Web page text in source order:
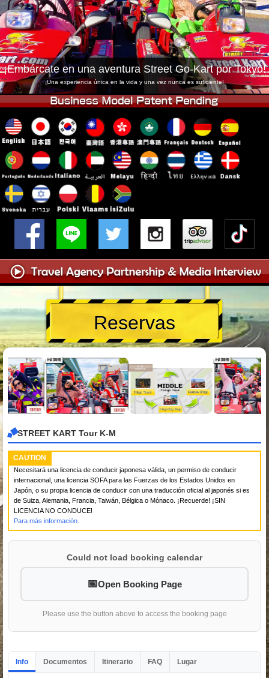
Tokyo Asakusa Osaka
Okinawa
¡Embárcate en una aventura Street Go-Kart por Tokyo!
¡Una experiencia única en la vida y una vez nunca es suficiente!
Reservas
STREET KART Tour K-M
CAUTION
Necesitará una licencia de conducir japonesa válida, un permiso de conducir
internacional, una licencia SOFA para las Fuerzas de los Estados Unidos en
Japón, o su propia licencia de conducir con una traducción oficial al japonés si es
de Suiza, Alemania, Francia, Taiwán, Bélgica o Mónaco. ¡Recuerde! ¡SIN
LICENCIA NO CONDUCE!
Para más información.
Could not load booking calendar
Open Booking Page
Please use the button above to access the booking page
Info Documentos Itinerario FAQ Lugar